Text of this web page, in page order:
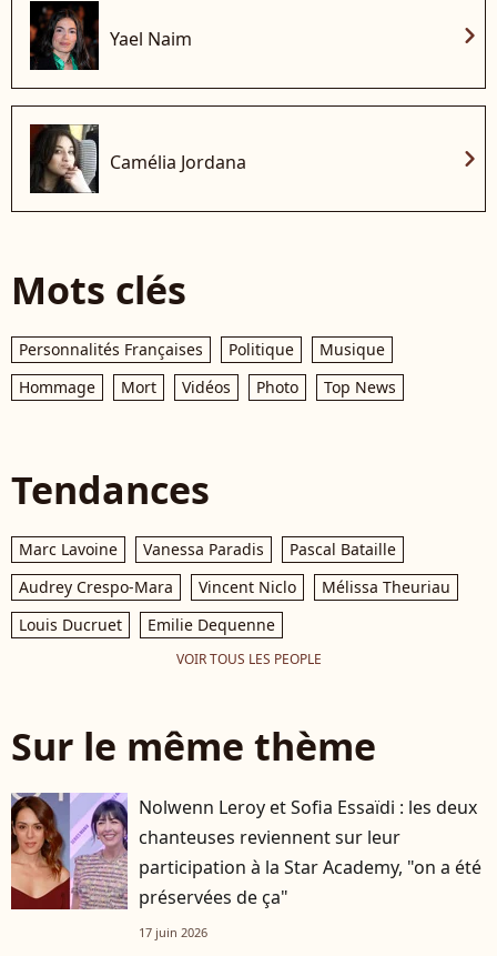
Yael Naim chevron_right
Camélia Jordana chevron_right
Mots clés
Personnalités Françaises Politique
Musique
Hommage
Mort Vidéos Photo Top News
Tendances
Marc Lavoine Vanessa Paradis
Pascal Bataille
Audrey Crespo-Mara
Vincent Niclo
Mélissa Theuriau
Louis Ducruet
Emilie Dequenne
VOIR TOUS LES PEOPLE
Sur le même thème
Nolwenn Leroy et Sofia Essaïdi : les deux
chanteuses reviennent sur leur
participation à la Star Academy, "on a été
préservées de ça"
17 juin 2026